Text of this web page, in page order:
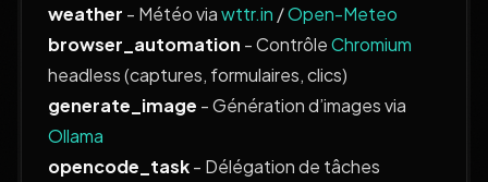
weather - Météo viawttr.in /Open-Meteo
browser_automation - ContrôleChromium
headless (captures, formulaires, clics)
generate_image - Génération d’images via
Ollama
opencode_task- Délégation de tâches